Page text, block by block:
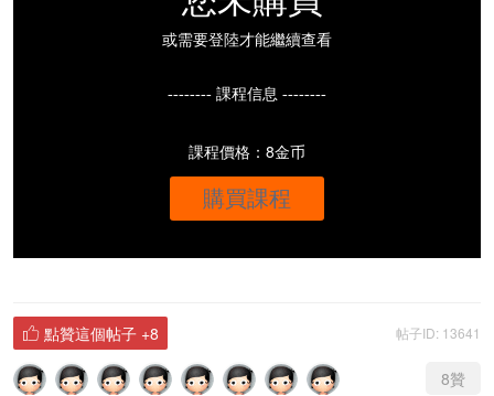
或需要登陸才能繼續查看
-------- 課程信息 --------
課程價格：8金币
購買課程
帖子ID: 13641
 點贊這個帖子 +8
8贊